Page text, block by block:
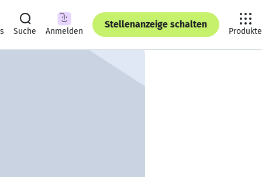
Suche Anmelden
Stellenanzeige schalten
Produkte